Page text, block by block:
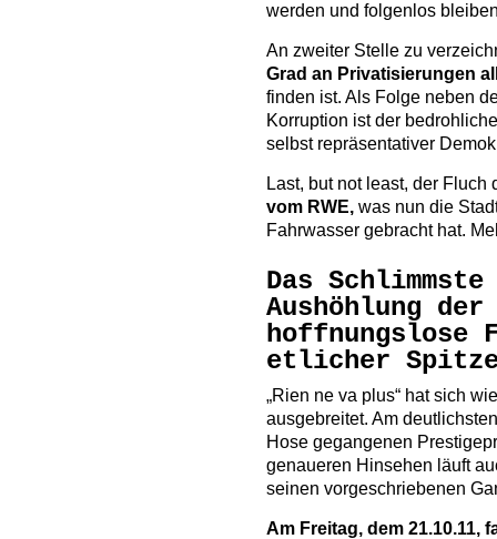
werden und folgenlos
An zweiter Stelle zu
Grad an Privatisierungen
finden ist. Als Folge neben
Korruption ist der
selbst repräsentativer
Last, but not least, der Fluch
vom RWE, was nun die
Fahrwasser gebracht hat.
Das
Aushöhlung
hoffnungslose
etlicher
„Rien ne va plus“ hat sich
ausgebreitet. Am
Hose gegangenen
genaueren Hinsehen läuft
seinen vorgeschriebenen
Am Freitag, dem 21.10.11,